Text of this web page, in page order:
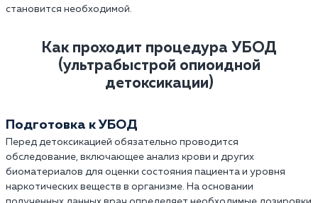
становится необходимой.
Как проходит процедура УБОД
(ультрабыстрой опиоидной
детоксикации)
Подготовка к УБОД
Перед детоксикацией обязательно проводится
обследование, включающее анализ крови и других
биоматериалов для оценки состояния пациента и уровня
наркотических веществ в организме. На основании